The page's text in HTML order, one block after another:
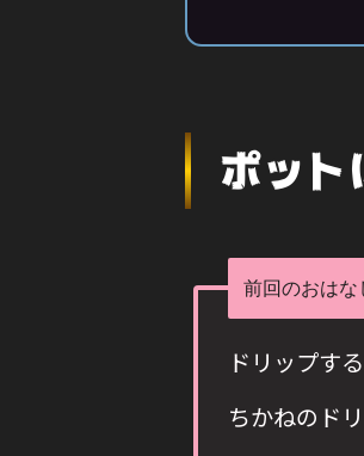
ポット
前回のおはな
ドリップす
ちかねのドリ